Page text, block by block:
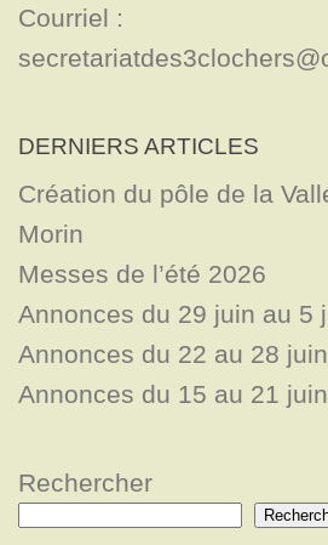
Courriel :
DERNIERS ARTICLES
Création du pôle de la
Morin
Messes de l’été 2026
Annonces du 29 juin au 5
Annonces du 22 au 28
Annonces du 15 au 21
Rechercher